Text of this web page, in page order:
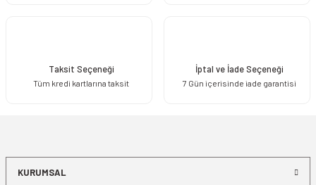
Taksit Seçeneği
Tüm kredi kartlarına taksit
İptal ve İade Seçeneği
7 Gün içerisinde iade garantisi
KURUMSAL